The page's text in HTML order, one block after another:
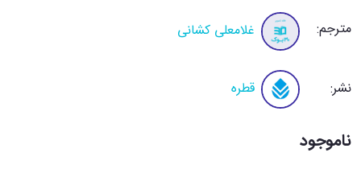
مترجم: غلامعلی کشانی
نشر: قطره
ناموجود